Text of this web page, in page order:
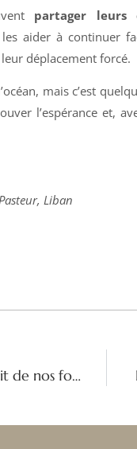
partager leurs
aider à continuer
déplacement forcé.
mais c’est
l’espérance et,
Liban
Un voyage de pèlerin : Vivre la mission dans l'esprit de nos fondateurs